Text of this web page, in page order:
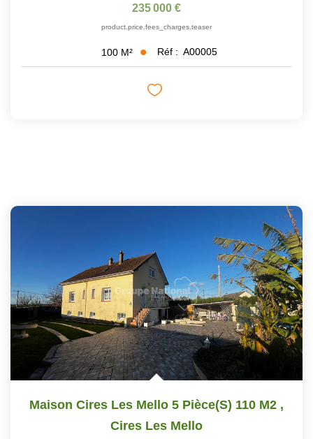
235 000 €
product.price.fees_charges.teaser
100 M² Réf : A00005
Maison Cires Les Mello 5 Pièce(s) 110 M2 ,
Cires Les Mello